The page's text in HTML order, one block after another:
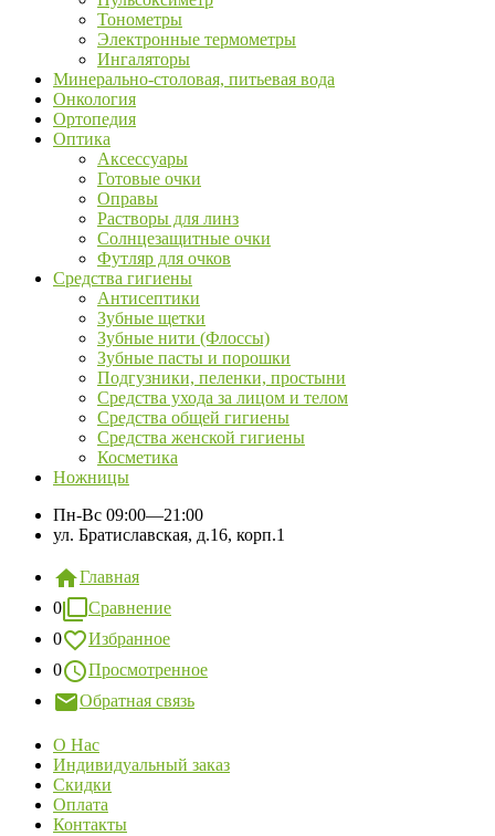
Тонометры
Электронные термометры
Ингаляторы
Минерально-столовая, питьевая вода
Онкология
Ортопедия
Оптика
Аксессуары
Готовые очки
Оправы
Растворы для линз
Солнцезащитные очки
Футляр для очков
Средства гигиены
Антисептики
Зубные щетки
Зубные нити (Флоссы)
Зубные пасты и порошки
Подгузники, пеленки, простыни
Средства ухода за лицом и телом
Средства общей гигиены
Средства женской гигиены
Косметика
Ножницы
Пн-Вс 09:00—21:00
ул. Братиславская, д.16, корп.1
Главная
0
Сравнение
0
Избранное
0
Просмотренное
Обратная связь
О Нас
Индивидуальный заказ
Скидки
Оплата
Контакты